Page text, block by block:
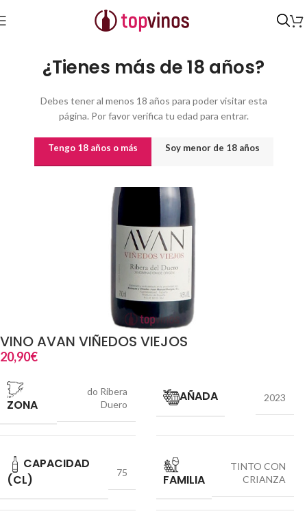
¿Tienes más de 18 años?
Debes tener al menos 18 años para poder visitar esta
página. Por favor verifica tu edad para entrar.
Tengo 18 años o más Soy menor de 18 años
Inicio Vinos por origen
VINO AVAN VIÑEDOS VIEJOS
20,90€
ZONA
do Ribera
Duero
AÑADA 2023
CAPACIDAD
(CL)
75 FAMILIA
TINTO CON
CRIANZA